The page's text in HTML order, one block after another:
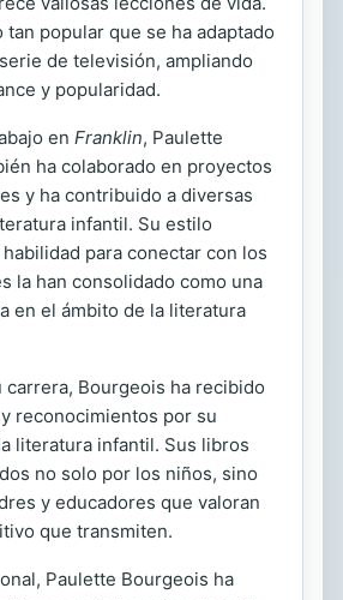
tan popular que se ha adaptado
de televisión, ampliando
y popularidad.
en Franklin, Paulette
ha colaborado en proyectos
y ha contribuido a diversas
infantil. Su estilo
para conectar con los
la han consolidado como una
en el ámbito de la literatura
carrera, Bourgeois ha recibido
reconocimientos por su
literatura infantil. Sus libros
no solo por los niños, sino
y educadores que valoran
que transmiten.
Paulette Bourgeois ha